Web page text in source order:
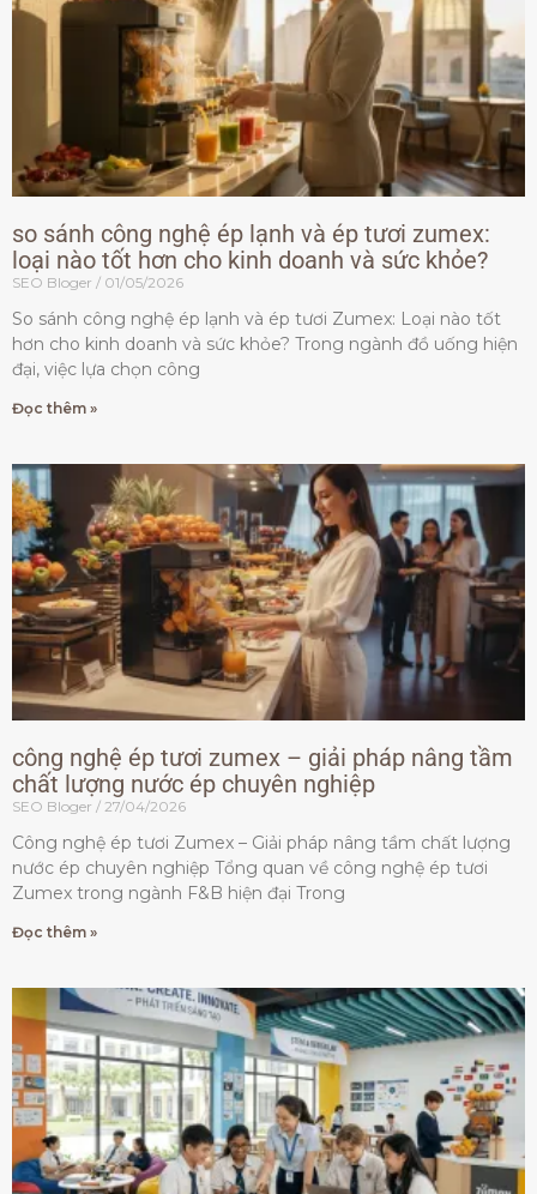
so sánh công nghệ ép lạnh và ép tươi zumex:
loại nào tốt hơn cho kinh doanh và sức khỏe?
SEO Bloger 01/05/2026
So sánh công nghệ ép lạnh và ép tươi Zumex: Loại nào tốt
hơn cho kinh doanh và sức khỏe? Trong ngành đồ uống hiện
đại, việc lựa chọn công
Đọc thêm »
công nghệ ép tươi zumex – giải pháp nâng tầm
chất lượng nước ép chuyên nghiệp
SEO Bloger 27/04/2026
Công nghệ ép tươi Zumex – Giải pháp nâng tầm chất lượng
nước ép chuyên nghiệp Tổng quan về công nghệ ép tươi
Zumex trong ngành F&B hiện đại Trong
Đọc thêm »